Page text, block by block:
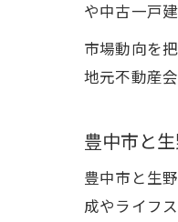
や中古一戸
市場動向を
地元不動産
豊中市と
豊中市と生
成やライフ